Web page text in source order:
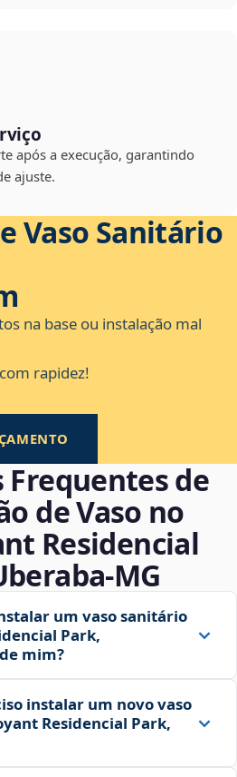
após a execução, garantindo
ajuste.
Vaso Sanitário
na base ou instalação mal
rapidez!
de
de Vaso no
Residencial
um vaso sanitário
Park,
mim?
instalar um novo vaso
Residencial Park,